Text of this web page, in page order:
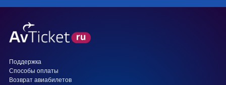
Поддержка
Способы оплаты
Возврат авиабилетов